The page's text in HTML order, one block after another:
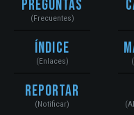
Preguntas
(Frecuentes)
Índice
(Enlaces)
Reportar
(Notificar)